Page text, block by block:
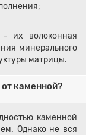
их волоконная
минерального
матрицы.
каменной?
каменной
Однако не вся